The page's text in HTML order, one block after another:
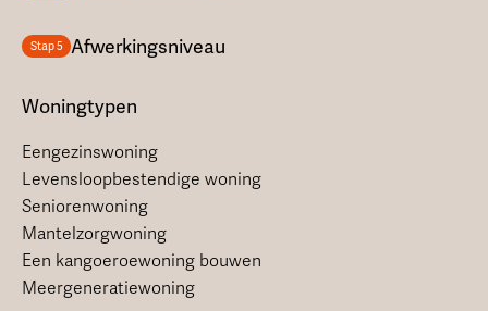
Stap 5 Afwerkingsniveau
Woningtypen
Eengezinswoning
Levensloopbestendige woning
Seniorenwoning
Mantelzorgwoning
Een kangoeroewoning bouwen
Meergeneratiewoning